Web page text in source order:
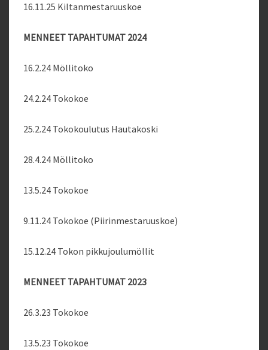
16.11.25 Kiltanmestaruuskoe
MENNEET TAPAHTUMAT 2024
16.2.24 Möllitoko
24.2.24 Tokokoe
25.2.24 Tokokoulutus Hautakoski
28.4.24 Möllitoko
13.5.24 Tokokoe
9.11.24 Tokokoe (Piirinmestaruuskoe)
15.12.24 Tokon pikkujoulumöllit
MENNEET TAPAHTUMAT 2023
26.3.23 Tokokoe
13.5.23 Tokokoe